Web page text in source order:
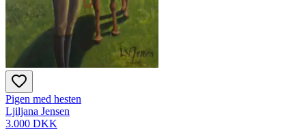
Pigen med hesten
Ljiljana Jensen
3.000 DKK